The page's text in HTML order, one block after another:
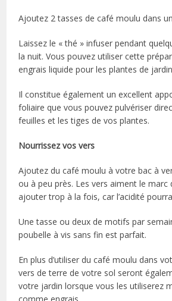
Ajoutez 2 tasses de café moulu dans un
Laissez le « thé » infuser pendant
la nuit. Vous pouvez utiliser cette
engrais liquide pour les plantes de
Il constitue également un excellent
foliaire que vous pouvez pulvériser
feuilles et les tiges de vos plantes.
Nourrissez vos vers
Ajoutez du café moulu à votre bac à
ou à peu près. Les vers aiment le marc
ajouter trop à la fois, car l’acidité
Une tasse ou deux de motifs par
poubelle à vis sans fin est parfait.
En plus d’utiliser du café moulu dans
vers de terre de votre sol seront
votre jardin lorsque vous les utiliserez